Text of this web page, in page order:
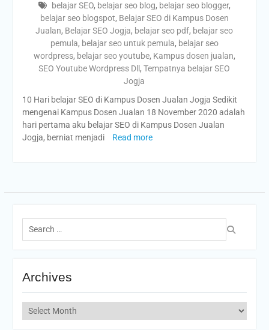
belajar SEO, belajar seo blog, belajar seo blogger,
belajar seo blogspot, Belajar SEO di Kampus Dosen
Jualan, Belajar SEO Jogja, belajar seo pdf, belajar seo
pemula, belajar seo untuk pemula, belajar seo
wordpress, belajar seo youtube, Kampus dosen jualan,
SEO Youtube Wordpress Dll ,Tempatnya belajar SEO
Jogja
10 Hari belajar SEO di Kampus Dosen Jualan Jogja Sedikit
mengenai Kampus Dosen Jualan 18 November 2020 adalah
hari pertama aku belajar SEO di Kampus Dosen Jualan
Jogja, berniat menjadi
Read more
Search
for:
Archives
Archives